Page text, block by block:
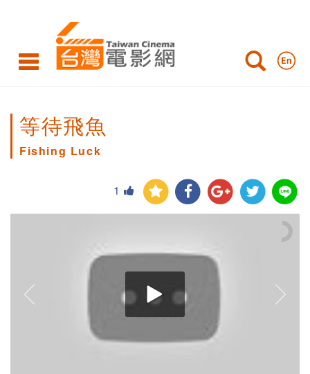
等待飛魚
Fishing Luck
1